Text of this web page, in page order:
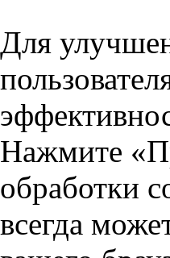
Для
Нажмите
обработки
всегда